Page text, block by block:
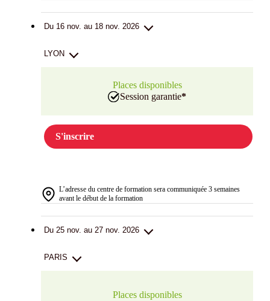
Du 16 nov. au 18 nov. 2026
LYON
Places disponibles
Session garantie*
S'inscrire
L’adresse du centre de formation sera communiquée 3 semaines
avant le début de la formation
Du 25 nov. au 27 nov. 2026
PARIS
Places disponibles